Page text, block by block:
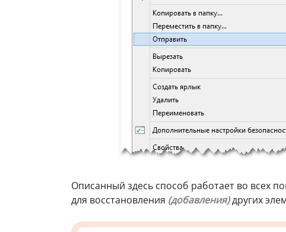
Описанный здесь способ работает во всех
для восстановления (добавления)других